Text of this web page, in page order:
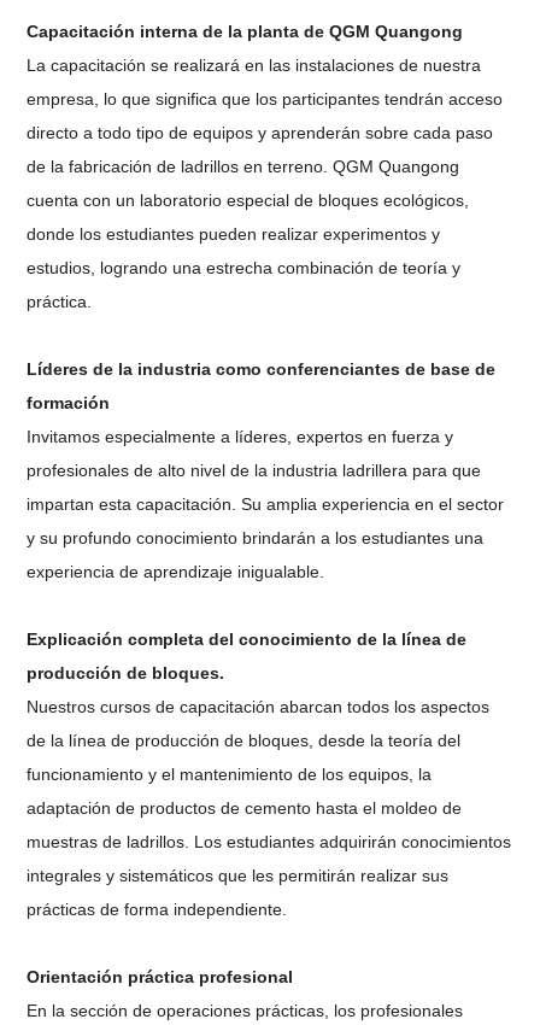
Capacitación interna de la planta de QGM Quangong
La capacitación se realizará en las instalaciones de nuestra
empresa, lo que significa que los participantes tendrán acceso
directo a todo tipo de equipos y aprenderán sobre cada paso
de la fabricación de ladrillos en terreno. QGM Quangong
cuenta con un laboratorio especial de bloques ecológicos,
donde los estudiantes pueden realizar experimentos y
estudios, logrando una estrecha combinación de teoría y
práctica.
Líderes de la industria como conferenciantes de base de
formación
Invitamos especialmente a líderes, expertos en fuerza y ​​
profesionales de alto nivel de la industria ladrillera para que
impartan esta capacitación. Su amplia experiencia en el sector
y su profundo conocimiento brindarán a los estudiantes una
experiencia de aprendizaje inigualable.
Explicación completa del conocimiento de la línea de
producción de bloques.
Nuestros cursos de capacitación abarcan todos los aspectos
de la línea de producción de bloques, desde la teoría del
funcionamiento y el mantenimiento de los equipos, la
adaptación de productos de cemento hasta el moldeo de
muestras de ladrillos. Los estudiantes adquirirán conocimientos
integrales y sistemáticos que les permitirán realizar sus
prácticas de forma independiente.
Orientación práctica profesional
En la sección de operaciones prácticas, los profesionales